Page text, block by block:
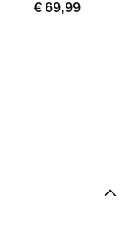
€ 69,99
€ 69,99